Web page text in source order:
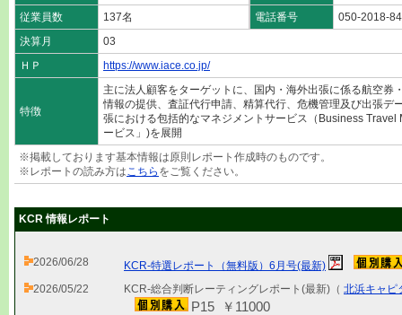
従業員数
137名 電話番号
050-2018-
決算月
03
ＨＰ
https://www.iace.co.jp/
特徴
主に法人顧客をターゲットに、国内・海外出張に係る航空券
情報の提供、査証代行申請、精算代行、危機管理及び出張デ
張における包括的なマネジメントサービス（Business Travel
ービス」)を展開
※掲載しております基本情報は原則レポート作成時のものです。
※レポートの読み方はこちら をご覧ください。
KCR 情報レポート
2026/06/28
KCR-特選レポート（無料版）6月号(最新)
2026/05/22
KCR-総合判断レーティングレポート(最新)（ 北浜キャピ
P15 ￥11000